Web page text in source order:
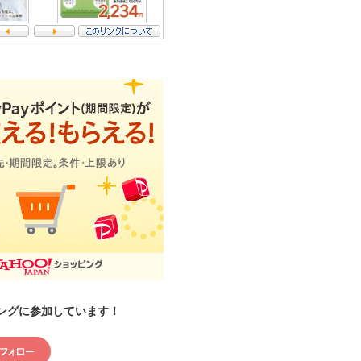
グに参加しています！